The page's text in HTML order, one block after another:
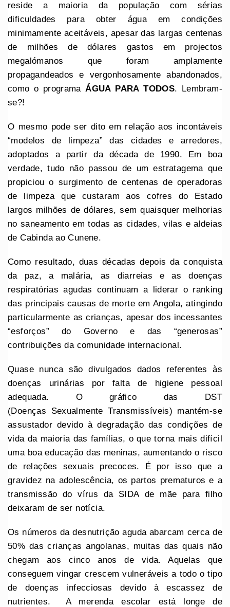
reside a maioria da população com sérias
dificuldades para obter água em condições
minimamente aceitáveis, apesar das largas centenas
de milhões de dólares gastos em projectos
megalómanos que foram amplamente
propagandeados e vergonhosamente abandonados,
como o programa ÁGUA PARA TODOS. Lembram-
se?!
O mesmo pode ser dito em relação aos incontáveis
“modelos de limpeza” das cidades e arredores,
adoptados a partir da década de 1990. Em boa
verdade, tudo não passou de um estratagema que
propiciou o surgimento de centenas de operadoras
de limpeza que custaram aos cofres do Estado
largos milhões de dólares, sem quaisquer melhorias
no saneamento em todas as cidades, vilas e aldeias
de Cabinda ao Cunene.
Como resultado, duas décadas depois da conquista
da paz, a malária, as diarreias e as doenças
respiratórias agudas continuam a liderar o ranking
das principais causas de morte em Angola, atingindo
particularmente as crianças, apesar dos incessantes
“esforços” do Governo e das “generosas”
contribuições da comunidade internacional.
Quase nunca são divulgados dados referentes às
doenças urinárias por falta de higiene pessoal
adequada. O gráfico das DST
(Doenças Sexualmente Transmissíveis) mantém-se
assustador devido à degradação das condições de
vida da maioria das famílias, o que torna mais difícil
uma boa educação das meninas, aumentando o risco
de relações sexuais precoces. É por isso que a
gravidez na adolescência, os partos prematuros e a
transmissão do vírus da SIDA de mãe para filho
deixaram de ser notícia.
Os números da desnutrição aguda abarcam cerca de
50% das crianças angolanas, muitas das quais não
chegam aos cinco anos de vida. Aquelas que
conseguem vingar crescem vulneráveis a todo o tipo
de doenças infecciosas devido à escassez de
nutrientes. A merenda escolar está longe de